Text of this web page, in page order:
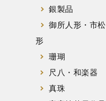
銀製品
御所人形・市松
形
珊瑚
尺八・和楽器
真珠